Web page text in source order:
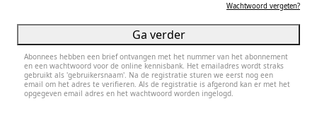
Wachtwoord vergeten?
Ga verder
Abonnees hebben een brief ontvangen met het nummer van het abonnement
en een wachtwoord voor de online kennisbank. Het emailadres wordt straks
gebruikt als 'gebruikersnaam'. Na de registratie sturen we eerst nog een
email om het adres te verifieren. Als de registratie is afgerond kan er met het
opgegeven email adres en het wachtwoord worden ingelogd.